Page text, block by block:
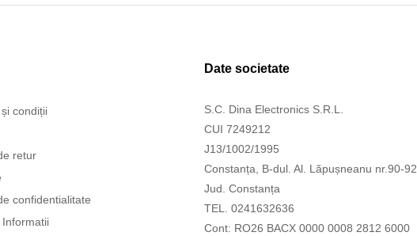
condiții
retur
confidentialitate
Date societate
S.C. Dina Electronics S.R.L.
CUI 7249212
J13/1002/1995
Constanța, B-dul. Al. Lăpușneanu nr.90-92,
Jud. Constanța
TEL. 0241632636
Cont: RO26 BACX 0000 0008 2812 6000